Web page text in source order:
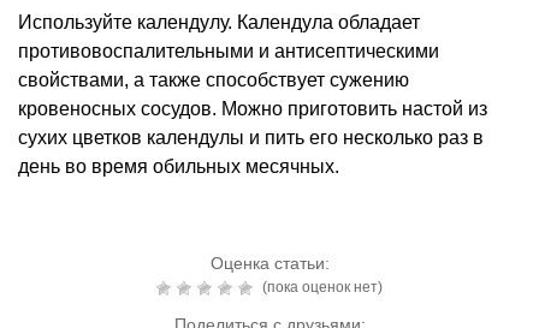
Используйте календулу. Календула обладает
противовоспалительными и антисептическими
свойствами, а также способствует сужению
кровеносных сосудов. Можно приготовить настой из
сухих цветков календулы и пить его несколько раз в
день во время обильных месячных.
Оценка статьи:
(пока оценок нет)
Поделиться с друзьями: